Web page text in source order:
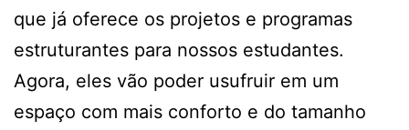
que já oferece os projetos e programas
estruturantes para nossos estudantes.
Agora, eles vão poder usufruir em um
espaço com mais conforto e do tamanho